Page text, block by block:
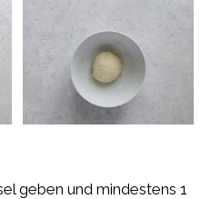
geben und mindestens 1